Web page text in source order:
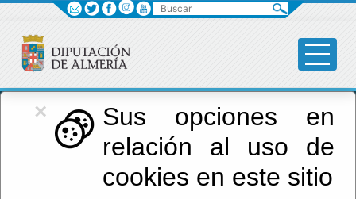
×
Sus opciones en
relación al uso de
cookies en este sitio
Diputación
Menú Diputación
Buscar